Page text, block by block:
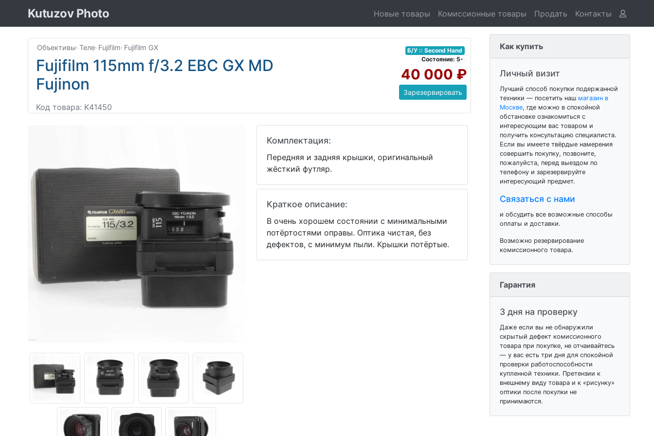
Kutuzov Photo Новые товары Комиссионные товары Продать Контакты
Объективы· Теле· Fujifilm· Fujifilm GX
Fujifilm 115mm f/3.2 EBC GX MD
Fujinon
Код товара: K41450
Б/У :: Second Hand
Соcтояние: 5-
40 000 ₽
Зарезервировать
Комплектация:
Передняя и задняя крышки, оригинальный
жёсткий футляр.
Краткое описание:
В очень хорошем состоянии с минимальными
потёртостями оправы. Оптика чистая, без
дефектов, с минимум пыли. Крышки потёртые.
Как купить
Личный визит
Лучший способ покупки подержанной
техники — посетить наш магазин в
Москве, где можно в спокойной
обстановке ознакомиться с
интересующим вас товаром и
получить консультацию специалиста.
Если вы имеете твёрдые намерения
совершить покупку, позвоните,
пожалуйста, перед выездом по
телефону и зарезервируйте
интересующий предмет.
Связаться с нами
и обсудить все возможные способы
оплаты и доставки.
Возможно резервирование
комиссионного товара.
Гарантия
3 дня на проверку
Даже если вы не обнаружили
скрытый дефект комиссионного
товара при покупке, не отчаивайтесь
— у вас есть три дня для спокойной
проверки работоспособности
купленной техники. Претензии к
внешнему виду товара и к «рисунку»
оптики после покупки не
принимаются.